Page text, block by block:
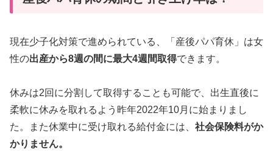
現在少子化対策で進められている、「産後パパ育休」は女
性の出産から8週の間に最大4週間取得できます。
休みは2回に分割して取得することも可能で、出生直後に
柔軟に休みを取れるよう昨年2022年10月に始まりまし
た。また休業中に受け取れる給付金には、 社会保険料がか
かりません。